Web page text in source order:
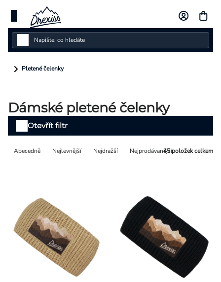
obsah
Dámské
Pánské
Kolekce
Dárkové poukazy
Měna
(CZK)
Přihlášení
Pletené čelenky
Dámské pletené čelenky
Řazení
Abecedně Nejlevnější Nejdražší Nejprodávanější
45položek celkem
Otevřít filtr
Výpis
produktů